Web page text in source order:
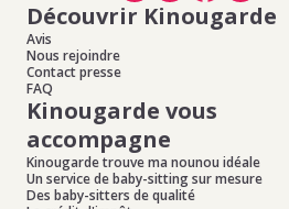
Découvrir Kinougarde
Avis
Nous rejoindre
Contact presse
FAQ
Kinougarde vous
accompagne
Kinougarde trouve ma nounou idéale
Un service de baby-sitting sur mesure
Des baby-sitters de qualité